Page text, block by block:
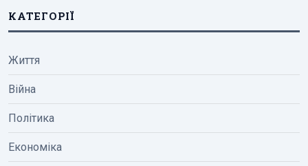
КАТЕГОРІЇ
Життя
Війна
Політика
Економіка